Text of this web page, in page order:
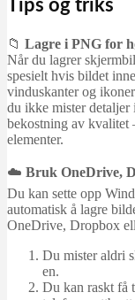
Tips og triks
📁 Lagre i PNG for
Når du lagrer
spesielt hvis bildet
vinduskanter og
du ikke mister
bekostning av
elementer.
☁️ Bruk OneDrive,
Du kan sette opp
automatisk å lagre
OneDrive, Dropbox
Du mister aldri
en.
Du kan raskt få